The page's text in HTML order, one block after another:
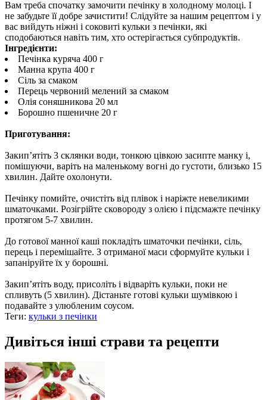
Вам треба спочатку замочити печінку в холодному молоці. І
не забудьте її добре зачистити! Слідуйте за нашим рецептом і у
вас вийдуть ніжні і соковиті кульки з печінки, які
сподобаються навіть тим, хто остерігається субпродуктів.
Інгредієнти:
Печінка куряча 400 г
Манна крупа 400 г
Сіль за смаком
Перець червоний мелений за смаком
Олія соняшникова 20 мл
Борошно пшеничне 20 г
Приготування:
Закип’ятіть 3 склянки води, тонкою цівкою засипте манку і,
помішуючи, варіть на маленькому вогні до густоти, близько 15
хвилин. Дайте охолонути.
Печінку помийте, очистіть від плівок і наріжте невеликими
шматочками. Розігрійте сковороду з олією і підсмажте печінку
протягом 5-7 хвилин.
До готової манної каші покладіть шматочки печінки, сіль,
перець і перемішайте. З отриманої маси сформуйте кульки і
запаніруйте їх у борошні.
Закип’ятіть воду, присоліть і відваріть кульки, поки не
спливуть (5 хвилин). Дістаньте готові кульки шумівкою і
подавайте з улюбленим соусом.
Теги: кульки з печінки
Дивіться інші страви та рецепти